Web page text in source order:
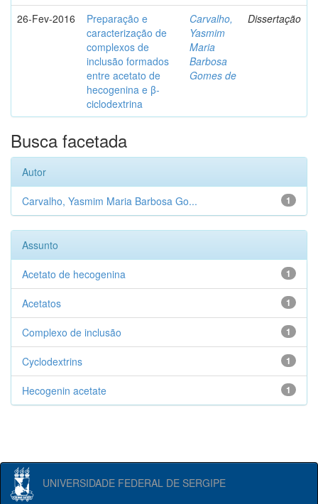
26-Fev-2016
Preparação e
caracterização de
complexos de
inclusão formados
entre acetato de
hecogenina e β-
ciclodextrina
Carvalho,
Yasmim
Maria
Barbosa
Gomes de
Dissertação
Busca facetada
Autor
1
Carvalho, Yasmim Maria Barbosa Go...
Assunto
1
Acetato de hecogenina
1
Acetatos
1
Complexo de inclusão
1
Cyclodextrins
1
Hecogenin acetate
UNIVERSIDADE FEDERAL DE SERGIPE